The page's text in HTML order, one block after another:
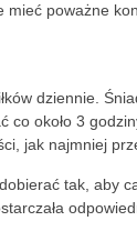
poważne
dziennie.
co około 3
jak najmniej
tak, aby